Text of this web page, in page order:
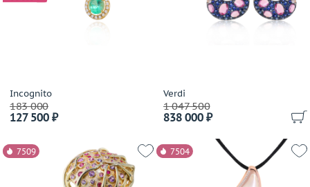
Belle Bague (GIM)
Bellini
Bersani
Bertapelle&Carlesso
Теги
Применить
Incognito
183 000
127 500 ₽
Verdi
1 047 500
838 000 ₽
7509 7504